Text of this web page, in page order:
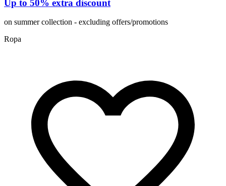
Up to 50% extra discount
on summer collection - excluding offers/promotions
Ropa